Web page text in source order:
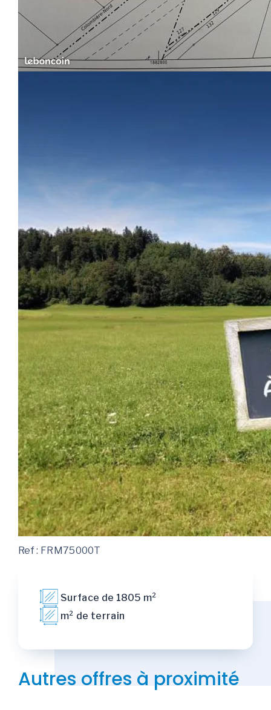
Ref : FRM75000T
Surface de 1805 m²
m² de terrain
Autres offres à proximité